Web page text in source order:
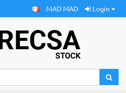
MAD MAD Login